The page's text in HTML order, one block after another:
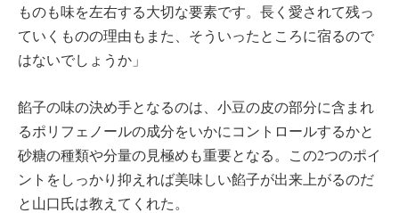
ものも味を左右する大切な要素です。長く愛されて残っ
ていくものの理由もまた、そういったところに宿るので
はないでしょうか」
餡子の味の決め手となるのは、小豆の皮の部分に含まれ
るポリフェノールの成分をいかにコントロールするかと
砂糖の種類や分量の見極めも重要となる。この2つのポイ
ントをしっかり抑えれば美味しい餡子が出来上がるのだ
と山口氏は教えてくれた。